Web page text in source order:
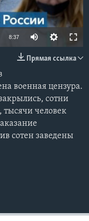
8:37
Прямая ссылка
военная цензура.
сотни
тысячи человек
сотен заведены